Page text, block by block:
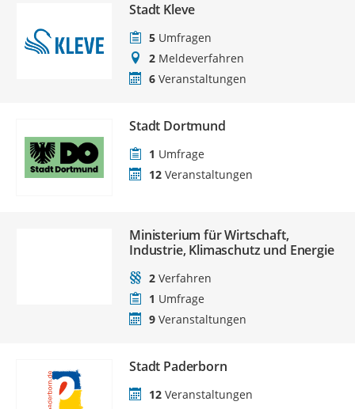
Stadt Kleve
5 Umfragen
2 Meldeverfahren
6 Veranstaltungen
Stadt Dortmund
1 Umfrage
12 Veranstaltungen
Ministerium für Wirtschaft,
Industrie, Klimaschutz und Energie
2 Verfahren
1 Umfrage
9 Veranstaltungen
Stadt Paderborn
12 Veranstaltungen